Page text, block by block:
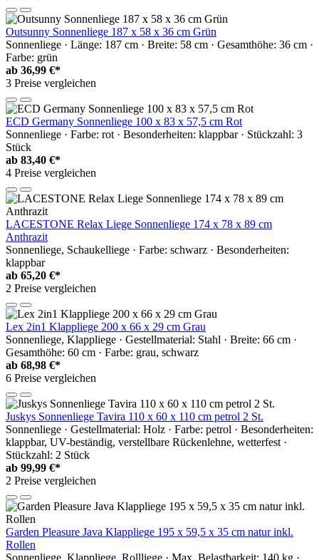
Outsunny Sonnenliege 187 x 58 x 36 cm Grün
Sonnenliege · Länge: 187 cm · Breite: 58 cm · Gesamthöhe: 36 cm ·
Farbe: grün
ab 36,99 €*
3 Preise vergleichen
ECD Germany Sonnenliege 100 x 83 x 57,5 cm Rot
Sonnenliege · Farbe: rot · Besonderheiten: klappbar · Stückzahl: 3
Stück
ab 83,40 €*
4 Preise vergleichen
LACESTONE Relax Liege Sonnenliege 174 x 78 x 89 cm
Anthrazit
Sonnenliege, Schaukelliege · Farbe: schwarz · Besonderheiten:
klappbar
ab 65,20 €*
2 Preise vergleichen
Lex 2in1 Klappliege 200 x 66 x 29 cm Grau
Sonnenliege, Klappliege · Gestellmaterial: Stahl · Breite: 66 cm ·
Gesamthöhe: 60 cm · Farbe: grau, schwarz
ab 68,98 €*
6 Preise vergleichen
Juskys Sonnenliege Tavira 110 x 60 x 110 cm petrol 2 St.
Sonnenliege · Gestellmaterial: Holz · Farbe: petrol · Besonderheiten:
klappbar, UV-beständig, verstellbare Rückenlehne, wetterfest ·
Stückzahl: 2 Stück
ab 99,99 €*
2 Preise vergleichen
Garden Pleasure Java Klappliege 195 x 59,5 x 35 cm natur inkl.
Rollen
Sonnenliege, Klappliege, Rollliege · Max. Belastbarkeit: 140 kg ·